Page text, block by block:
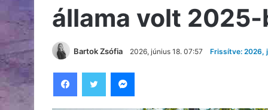
állama volt
Bartok Zsófia 2026, június 18. 07:57 Frissítve: 2026,